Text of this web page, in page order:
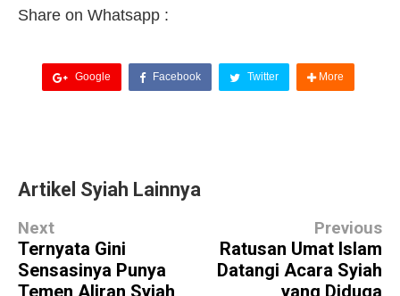
Share on Whatsapp :
Google Facebook Twitter More
Artikel Syiah Lainnya
Next
Ternyata Gini
Sensasinya Punya
Temen Aliran Syiah
Previous
Ratusan Umat Islam
Datangi Acara Syiah
yang Diduga